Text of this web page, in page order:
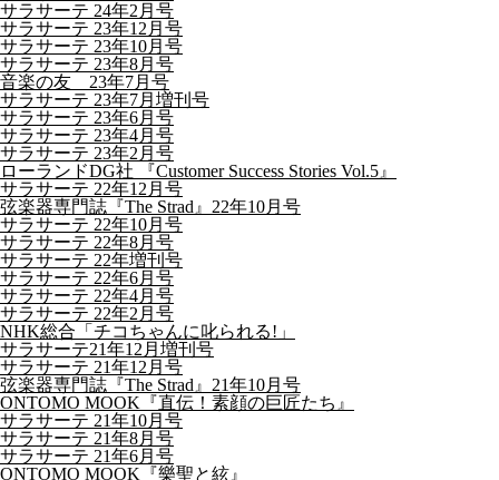
サラサーテ 24年2月号
サラサーテ 23年12月号
サラサーテ 23年10月号
サラサーテ 23年8月号
音楽の友 23年7月号
サラサーテ 23年7月増刊号
サラサーテ 23年6月号
サラサーテ 23年4月号
サラサーテ 23年2月号
ローランドDG社 『Customer Success Stories Vol.5』
サラサーテ 22年12月号
弦楽器専門誌『The Strad』22年10月号
サラサーテ 22年10月号
サラサーテ 22年8月号
サラサーテ 22年増刊号
サラサーテ 22年6月号
サラサーテ 22年4月号
サラサーテ 22年2月号
NHK総合「チコちゃんに叱られる!」
サラサーテ21年12月増刊号
サラサーテ 21年12月号
弦楽器専門誌『The Strad』21年10月号
ONTOMO MOOK『直伝！素顔の巨匠たち』
サラサーテ 21年10月号
サラサーテ 21年8月号
サラサーテ 21年6月号
ONTOMO MOOK『樂聖と絃』